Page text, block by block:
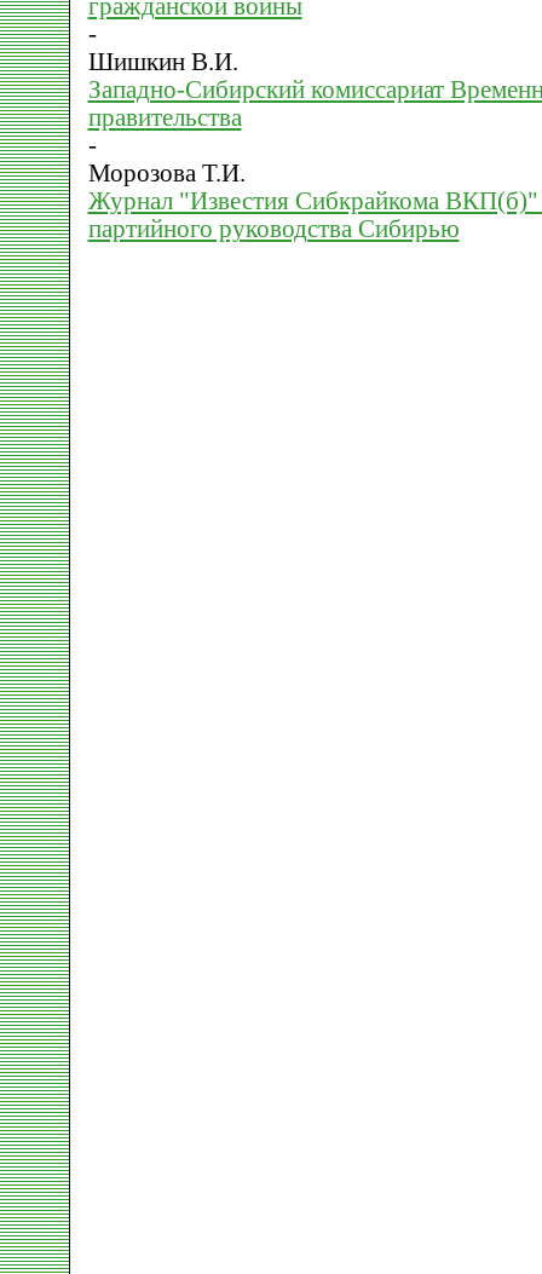
гражданской войны
-
Шишкин В.И.
Западно-Сибирский комиссариат
правительства
-
Морозова Т.И.
Журнал "Известия Сибкрайкома ВКП(б)"
партийного руководства Сибирью